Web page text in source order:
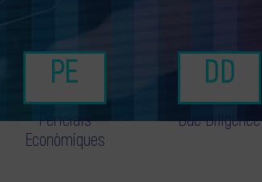
Pericials
Econòmiques
Due Diligence